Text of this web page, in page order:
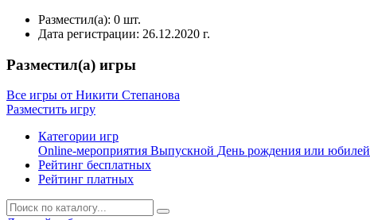
Разместил(а): 0 шт.
Дата регистрации: 26.12.2020 г.
Разместил(а) игры
Все игры от Никити Степанова
Разместить игру
Категории игр
Online-мероприятия Выпускной День рождения или юбилей
Рейтинг бесплатных
Рейтинг платных